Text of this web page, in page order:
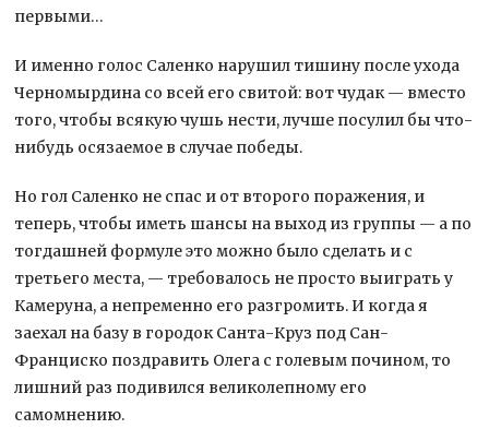
первыми…
И именно голос Саленко нарушил тишину после ухода
Черномырдина со всей его свитой: вот чудак — вместо
того, чтобы всякую чушь нести, лучше посулил бы что-
нибудь осязаемое в случае победы.
Но гол Саленко не спас и от второго поражения, и
теперь, чтобы иметь шансы на выход из группы — а по
тогдашней формуле это можно было сделать и с
третьего места, — требовалось не просто выиграть у
Камеруна, а непременно его разгромить. И когда я
заехал на базу в городок Санта-Круз под Сан-
Франциско поздравить Олега с голевым почином, то
лишний раз подивился великолепному его
самомнению.